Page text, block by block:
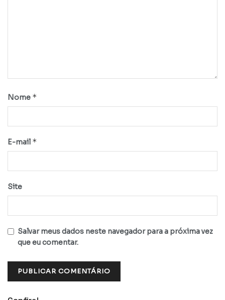
Nome *
E-mail *
Site
Salvar meus dados neste navegador para a próxima vez
que eu comentar.